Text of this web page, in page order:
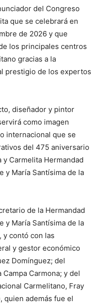
del Congreso
que se celebrará en
de 2026 y que
los principales centros
gracias a la
prestigio de los expertos
diseñador y pintor
como imagen
internacional que se
del 475 aniversario
Carmelita Hermandad
y María Santísima de la
de la Hermandad
y María Santísima de la
y contó con las
y gestor económico
Domínguez; del
Carmona; y del
Carmelitano, Fray
quien además fue el